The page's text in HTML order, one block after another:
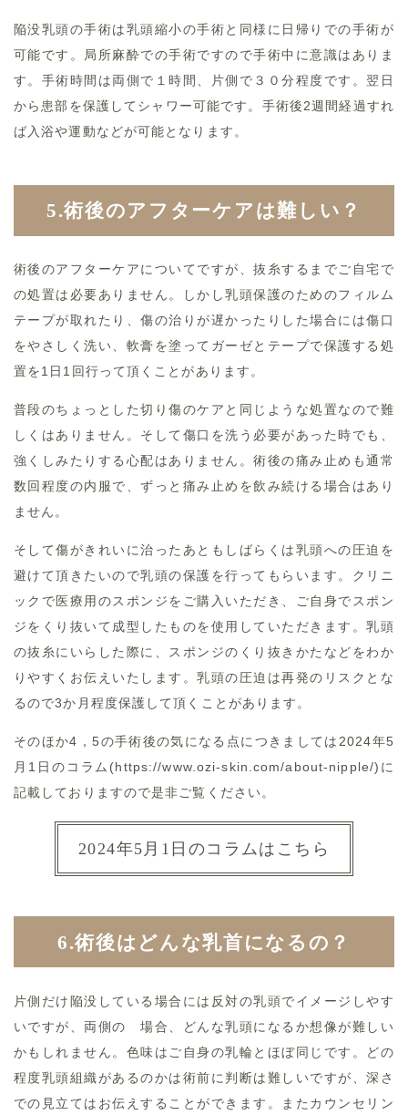
陥没乳頭の手術は乳頭縮小の手術と同様に日帰りでの手術が
可能です。局所麻酔での手術ですので手術中に意識はありま
す。手術時間は両側で１時間、片側で３０分程度です。翌日
から患部を保護してシャワー可能です。手術後2週間経過すれ
ば入浴や運動などが可能となります。
5.術後のアフターケアは難しい？
術後のアフターケアについてですが、抜糸するまでご自宅で
の処置は必要ありません。しかし乳頭保護のためのフィルム
テープが取れたり、傷の治りが遅かったりした場合には傷口
をやさしく洗い、軟膏を塗ってガーゼとテープで保護する処
置を1日1回行って頂くことがあります。
普段のちょっとした切り傷のケアと同じような処置なので難
しくはありません。そして傷口を洗う必要があった時でも、
強くしみたりする心配はありません。術後の痛み止めも通常
数回程度の内服で、ずっと痛み止めを飲み続ける場合はあり
ません。
そして傷がきれいに治ったあともしばらくは乳頭への圧迫を
避けて頂きたいので乳頭の保護を行ってもらいます。クリニ
ックで医療用のスポンジをご購入いただき、ご自身でスポン
ジをくり抜いて成型したものを使用していただきます。乳頭
の抜糸にいらした際に、スポンジのくり抜きかたなどをわか
りやすくお伝えいたします。乳頭の圧迫は再発のリスクとな
るので3か月程度保護して頂くことがあります。
そのほか4，5の手術後の気になる点につきましては2024年5
月1日のコラム(https://www.ozi-skin.com/about-nipple/)に
記載しておりますので是非ご覧ください。
2024年5月1日のコラムはこちら
6.術後はどんな乳首になるの？
片側だけ陥没している場合には反対の乳頭でイメージしやす
いですが、両側の 場合、どんな乳頭になるか想像が難しい
かもしれません。色味はご自身の乳輪とほぼ同じです。どの
程度乳頭組織があるのかは術前に判断は難しいですが、深さ
での見立てはお伝えすることができます。またカウンセリン